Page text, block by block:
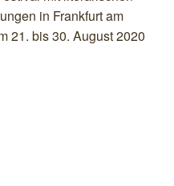
in Frankfurt am
21. bis 30. August 2020